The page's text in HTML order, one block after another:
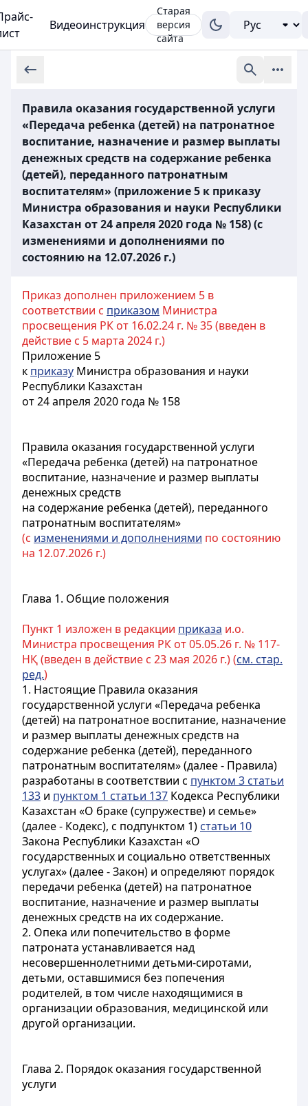
Видеоинструкция
Старая
версия
сайта
Правила оказания государственной услуги
«Передача ребенка (детей) на патронатное
воспитание, назначение и размер выплаты
денежных средств на содержание ребенка
(детей), переданного патронатным
воспитателям» (приложение 5 к приказу
Министра образования и науки Республики
Казахстан от 24 апреля 2020 года № 158) (с
изменениями и дополнениями по
состоянию на 12.07.2026 г.)
Приказ дополнен приложением 5 в
соответствии с приказом Министра
просвещения РК от 16.02.24 г. № 35 (введен в
действие с 5 марта 2024 г.)
Приложение 5
к приказу Министра образования и науки
Республики Казахстан
от 24 апреля 2020 года № 158
Правила оказания государственной услуги
«Передача ребенка (детей) на патронатное
воспитание, назначение и размер выплаты
денежных средств
на содержание ребенка (детей), переданного
патронатным воспитателям»
(с изменениями и дополнениями по состоянию
на 12.07.2026 г.)
Глава 1. Общие положения
Пункт 1 изложен в редакции приказа и.о.
Министра просвещения РК от 05.05.26 г. № 117-
НҚ (введен в действие с 23 мая 2026 г.) (см. стар.
ред.)
1. Настоящие Правила оказания
государственной услуги «Передача ребенка
(детей) на патронатное воспитание, назначение
и размер выплаты денежных средств на
содержание ребенка (детей), переданного
патронатным воспитателям» (далее - Правила)
разработаны в соответствии с пунктом 3 статьи
133 и пунктом 1 статьи 137 Кодекса Республики
Казахстан «О браке (супружестве) и семье»
(далее - Кодекс), с подпунктом 1) статьи 10
Закона Республики Казахстан «О
государственных и социально ответственных
услугах» (далее - Закон) и определяют порядок
передачи ребенка (детей) на патронатное
воспитание, назначение и размер выплаты
денежных средств на их содержание.
2. Опека или попечительство в форме
патроната устанавливается над
несовершеннолетними детьми-сиротами,
детьми, оставшимися без попечения
родителей, в том числе находящимися в
организации образования, медицинской или
другой организации.
Глава 2. Порядок оказания государственной
услуги